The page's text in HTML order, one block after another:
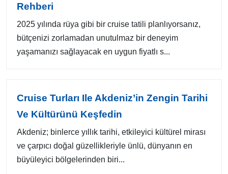
Rehberi
2025 yılında rüya gibi bir cruise tatili planlıyorsanız,
bütçenizi zorlamadan unutulmaz bir deneyim
yaşamanızı sağlayacak en uygun fiyatlı s...
Cruise Turları Ile Akdeniz’in Zengin Tarihi
Ve Kültürünü Keşfedin
Akdeniz; binlerce yıllık tarihi, etkileyici kültürel mirası
ve çarpıcı doğal güzellikleriyle ünlü, dünyanın en
büyüleyici bölgelerinden biri...